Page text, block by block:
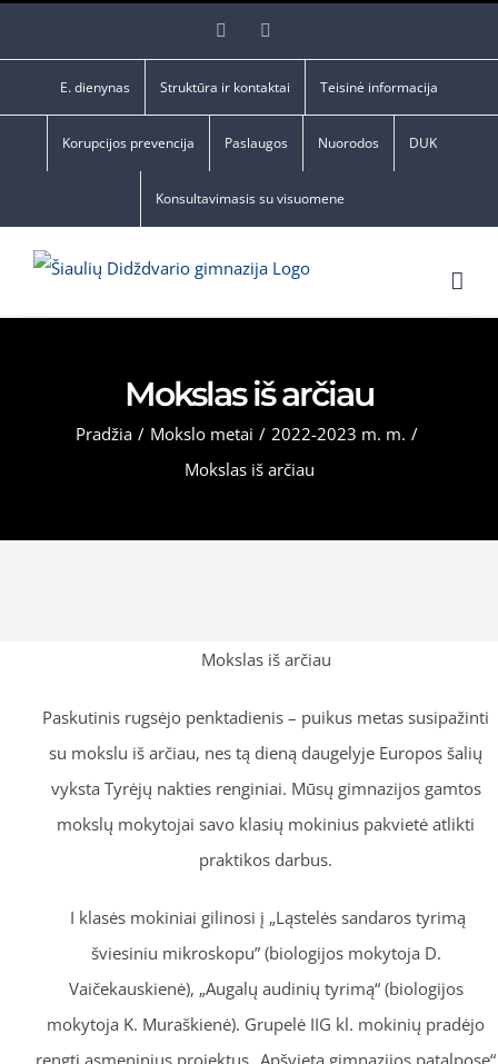
Facebook
E. dienynas Struktūra ir kontaktai Teisinė informacija
Korupcijos prevencija Paslaugos Nuorodos DUK
Konsultavimasis su visuomene
Mokslas iš arčiau
Pradžia / Mokslo metai / 2022-2023 m. m. /
Mokslas iš arčiau
Mokslas iš arčiau
Paskutinis rugsėjo penktadienis – puikus metas susipažinti
su mokslu iš arčiau, nes tą dieną daugelyje Europos šalių
vyksta Tyrėjų nakties renginiai. Mūsų gimnazijos gamtos
mokslų mokytojai savo klasių mokinius pakvietė atlikti
praktikos darbus.
I klasės mokiniai gilinosi į „Ląstelės sandaros tyrimą
šviesiniu mikroskopu” (biologijos mokytoja D.
Vaičekauskienė), „Augalų audinių tyrimą“ (biologijos
mokytoja K. Muraškienė). Grupelė IIG kl. mokinių pradėjo
rengti asmeninius projektus „Apšvieta gimnazijos patalpose“